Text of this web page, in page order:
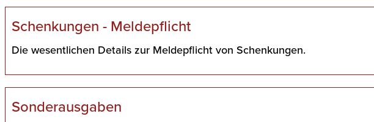
Schenkungen - Meldepflicht
Die wesentlichen Details zur Meldepflicht von Schenkungen.
Sonderausgaben